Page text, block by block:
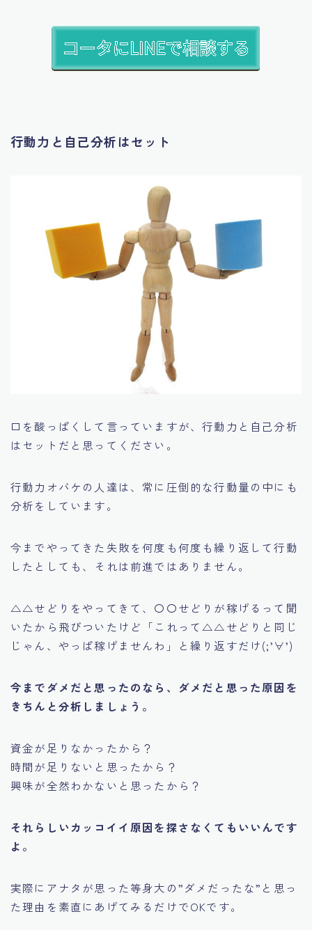
行動力と自己分析はセット
口を酸っぱくして言っていますが、行動力と自己分析
はセットだと思ってください。
行動力オバケの人達は、常に圧倒的な行動量の中にも
分析をしています。
今までやってきた失敗を何度も何度も繰り返して行動
したとしても、それは前進ではありません。
△△せどりをやってきて、〇〇せどりが稼げるって聞
いたから飛びついたけど 「これって△△せどりと同じ
じゃん、やっぱ稼げませんわ」
と繰り返すだけ(;’∀’)
今までダメだと思ったのなら、ダメだと思った原因を
きちんと分析しましょう。
資金が足りなかったから？
時間が足りないと思ったから？
興味が全然わかないと思ったから？
それらしいカッコイイ原因を探さなくてもいいんです
よ。
実際にアナタが思った等身大の”ダメだったな” と思っ
た理由を素直にあげてみるだけでOKです。